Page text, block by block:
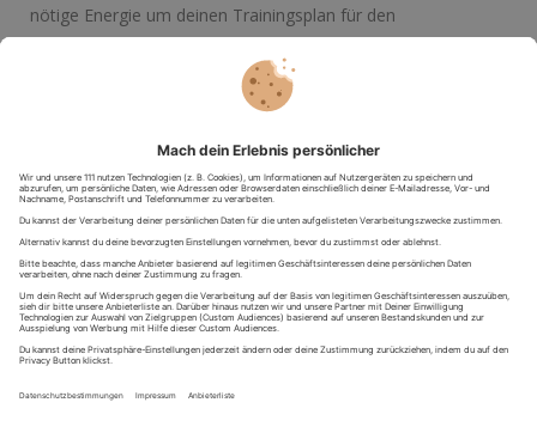
nötige Energie um deinen Trainingsplan für den
Halbmarathon umzusetzen. Ideal geeignet sind hierfür die
komplexen Kohlenhydrate. Sie sättigen dich und sind reich an
Vitaminen und Mineralstoffen. Wir empfehlen dir vor allem
Amarant, Wurzelgemüse und Hülsenfrüchte. Für die nötige
Energie zwischendurch kannst du auf Bananen, Energieriegel
oder Traubenzucker zurückgreifen.
Etwas Proteine
Insgesamt sollten Proteinecirca 12 bis 15 Prozent deiner
täglichen Energiemenge ausmachen. Auch wenn sie für einen
Halbmarathon nicht sehr relevant sind, kommen sie doch in
deiner Körperstruktur vor – als Bindegewebe, in deinen